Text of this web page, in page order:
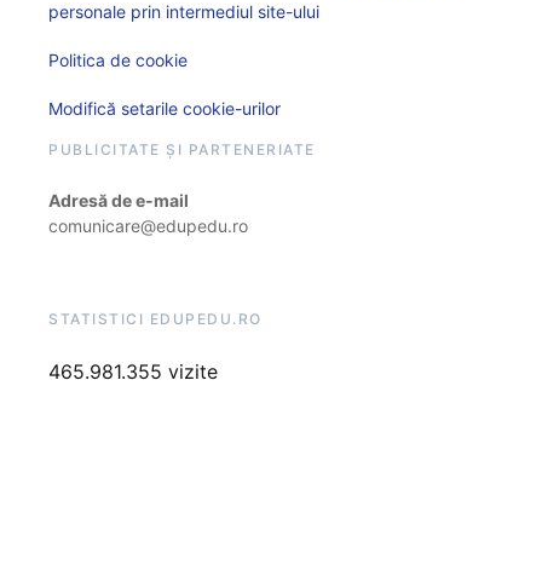
personale prin intermediul site-ului
Politica de cookie
Modifică setarile cookie-urilor
PUBLICITATE ȘI PARTENERIATE
Adresă de e-mail
comunicare@edupedu.ro
STATISTICI EDUPEDU.RO
465.981.355 vizite